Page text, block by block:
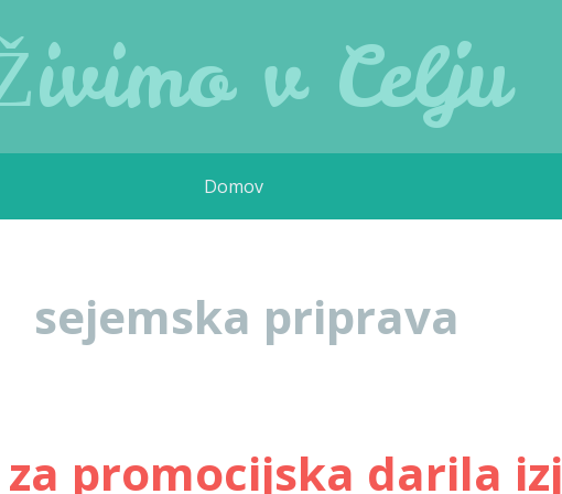
v Celju
Domov
sejemska priprava
promocijska darila